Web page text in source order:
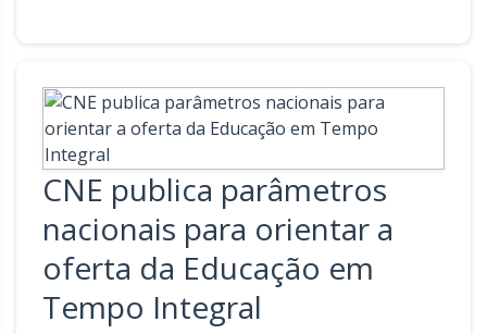
CNE publica parâmetros
nacionais para orientar a
oferta da Educação em
Tempo Integral